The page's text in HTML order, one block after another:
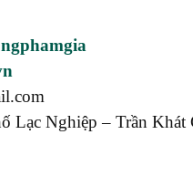
Lạc Nghiệp – Trần Khát